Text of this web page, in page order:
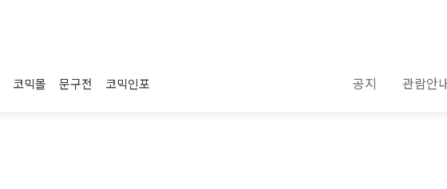
코믹몰 문구전 코믹인포 공지 관람안